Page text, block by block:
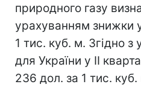
природного газу
урахуванням знижки
1 тис. куб. м. Згідно з
для України у II
236 дол. за 1 тис.